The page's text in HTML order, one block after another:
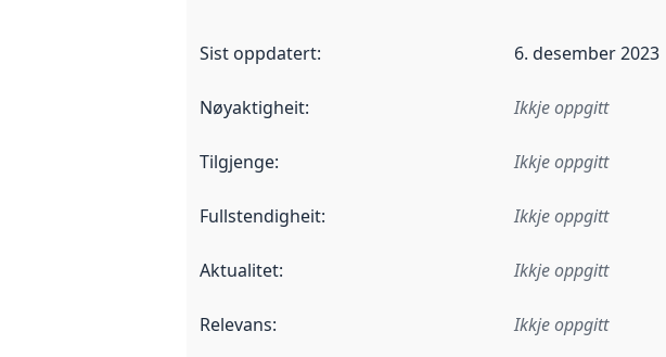
Sist oppdatert: 6. desember 2023
Nøyaktigheit: Ikkje oppgitt
Tilgjenge: Ikkje oppgitt
Fullstendigheit: Ikkje oppgitt
Aktualitet: Ikkje oppgitt
Relevans: Ikkje oppgitt